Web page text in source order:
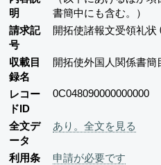
明
書簡中にも含む。）
請求記
号
開拓使諸報文受領礼状
収載目
録名
開拓使外国人関係書簡
レコー
ドID
0C048090000000000
全文デ
ータ
あり。全文を見る
利用条
申請が必要です